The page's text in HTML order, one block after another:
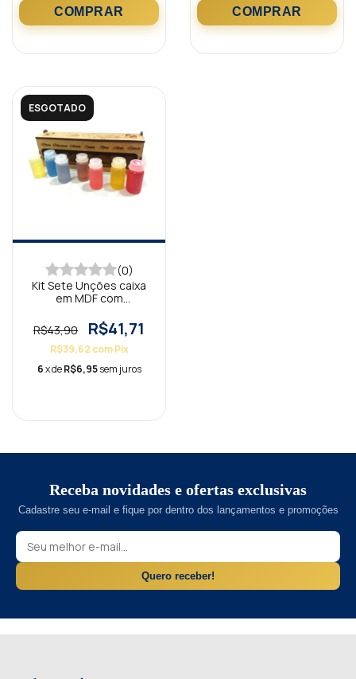
ESGOTADO
(0)
Kit Sete Unções caixa
em MDF com
R$43,90
R$41,71
R$39,62 com Pix
6x deR$6,95 sem juros
Receba novidades e ofertas exclusivas
Cadastre seu e-mail e fique por dentro dos lançamentos e promoções
Quero receber!